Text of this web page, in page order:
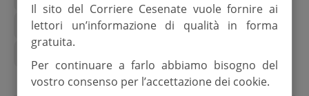
Maria Montserrat Alvarado Paolo Ruffini
Il sito del Corriere Cesenate vuole fornire ai
lettori un’informazione di qualità in forma
gratuita.
Per continuare a farlo abbiamo bisogno del
vostro consenso per l’accettazione dei cookie.